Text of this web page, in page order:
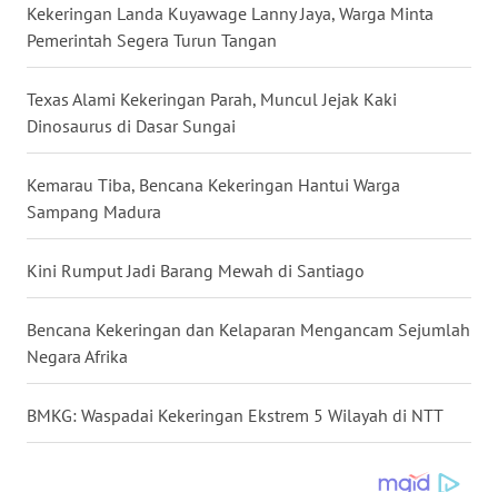
Kekeringan Landa Kuyawage Lanny Jaya, Warga Minta
Pemerintah Segera Turun Tangan
Texas Alami Kekeringan Parah, Muncul Jejak Kaki
Dinosaurus di Dasar Sungai
Kemarau Tiba, Bencana Kekeringan Hantui Warga
Sampang Madura
Kini Rumput Jadi Barang Mewah di Santiago
Bencana Kekeringan dan Kelaparan Mengancam Sejumlah
Negara Afrika
BMKG: Waspadai Kekeringan Ekstrem 5 Wilayah di NTT
WN
SELATAN
WN
TANJUNG